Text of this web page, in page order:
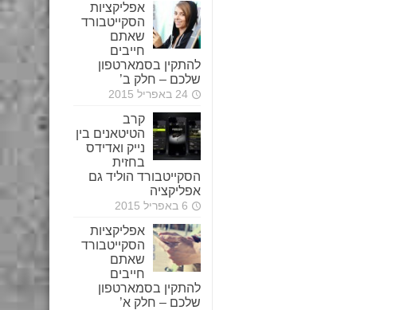
אפליקציות
הסקייטבורד
שאתם
חייבים
להתקין בסמארטפון
שלכם – חלק ב’
24 באפריל 2015
קרב
הטיטאנים בין
נייק ואדידס
בחזית
הסקייטבורד הוליד גם
אפליקציה
6 באפריל 2015
אפליקציות
הסקייטבורד
שאתם
חייבים
להתקין בסמארטפון
שלכם – חלק א’